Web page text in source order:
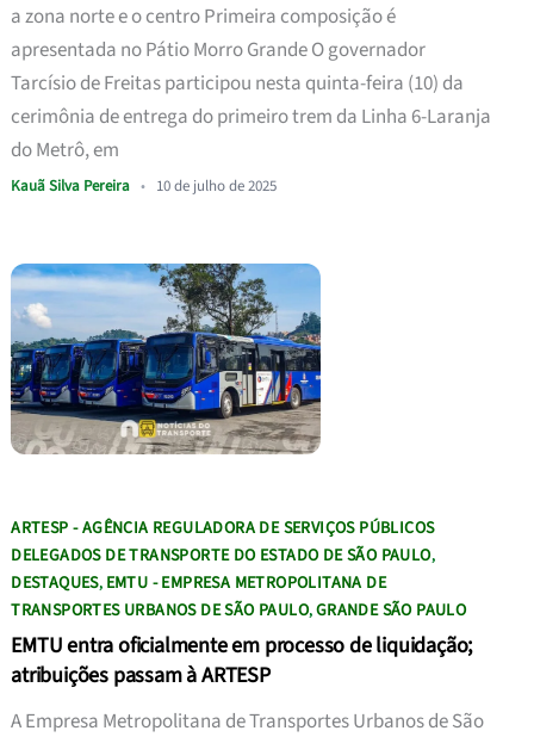
a zona norte e o centro Primeira composição é
apresentada no Pátio Morro Grande O governador
Tarcísio de Freitas participou nesta quinta-feira (10) da
cerimônia de entrega do primeiro trem da Linha 6-Laranja
do Metrô, em
Kauã Silva Pereira • 10 de julho de 2025
ARTESP - AGÊNCIA REGULADORA DE SERVIÇOS PÚBLICOS
DELEGADOS DE TRANSPORTE DO ESTADO DE SÃO PAULO,
DESTAQUES, EMTU - EMPRESA METROPOLITANA DE
TRANSPORTES URBANOS DE SÃO PAULO,GRANDE SÃO PAULO
EMTU entra oficialmente em processo de liquidação;
atribuições passam à ARTESP
A Empresa Metropolitana de Transportes Urbanos de São